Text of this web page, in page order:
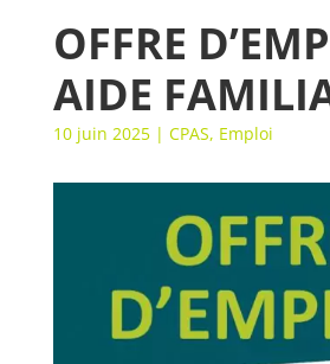
OFFRE
AIDE
10 juin 2025| CPAS, Emploi